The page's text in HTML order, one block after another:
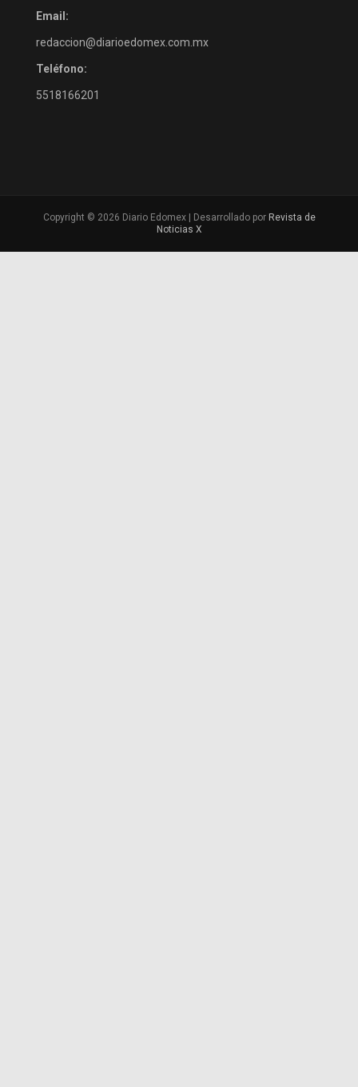
Email:
redaccion@diarioedomex.com.mx
Teléfono:
5518166201
Copyright © 2026 Diario Edomex | Desarrollado por Revista de
Noticias X